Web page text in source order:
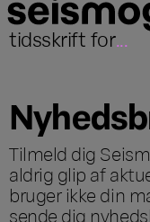
tidsskrift for...
Tilmeld dig
aldrig glip af
bruger ikke din
sende dig